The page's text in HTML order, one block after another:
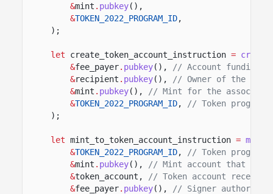
&mint . pubkey(),
&TOKEN_2022_PROGRAM_ID,
);
let create_token_account_instruction =
&fee_payer. pubkey(),
// Account funding
&recipient . pubkey(),
// Owner of the
&mint . pubkey(),
// Mint for the
&TOKEN_2022_PROGRAM_ID,
// Token program
);
let mint_to_token_account_instruction =
&TOKEN_2022_PROGRAM_ID,
// Token program
&mint . pubkey(),
// Mint account that
&token_account,
// Token account
&fee_payer. pubkey(),
// Signer